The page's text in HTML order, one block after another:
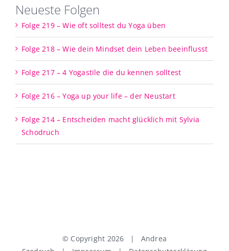
Neueste Folgen
Folge 219 – Wie oft solltest du Yoga üben
Folge 218 – Wie dein Mindset dein Leben beeinflusst
Folge 217 – 4 Yogastile die du kennen solltest
Folge 216 – Yoga up your life – der Neustart
Folge 214 – Entscheiden macht glücklich mit Sylvia
Schodruch
© Copyright 2026 | Andrea